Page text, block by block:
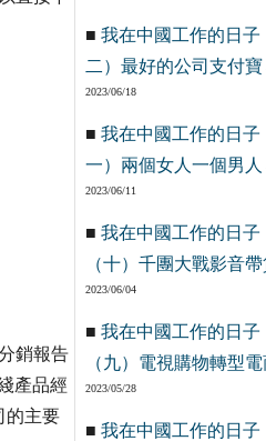
銷報告
產品經
的主要
■ 我在中國工作的日子
二）最好的公司支付寶
2023/06/18
■ 我在中國工作的日子
一）兩個女人一個男人
2023/06/11
■ 我在中國工作的日子
（十）千團大戰影音
2023/06/04
■ 我在中國工作的日子
（九）電視購物轉型
2023/05/28
■ 我在中國工作的日子